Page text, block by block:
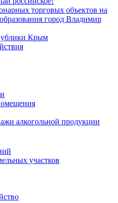
торговых объектов на
город Владимир
Крым
алкогольной продукции
участков